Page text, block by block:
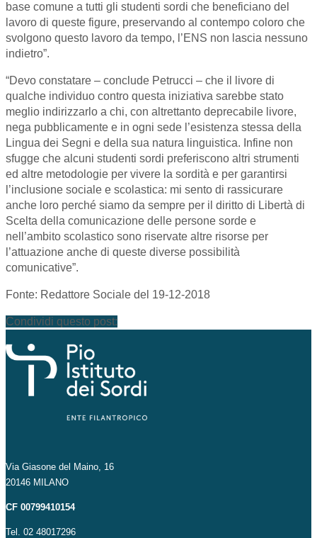
base comune a tutti gli studenti sordi che beneficiano del
lavoro di queste figure, preservando al contempo coloro che
svolgono questo lavoro da tempo, l’ENS non lascia nessuno
indietro”.
“Devo constatare – conclude Petrucci – che il livore di
qualche individuo contro questa iniziativa sarebbe stato
meglio indirizzarlo a chi, con altrettanto deprecabile livore,
nega pubblicamente e in ogni sede l’esistenza stessa della
Lingua dei Segni e della sua natura linguistica. Infine non
sfugge che alcuni studenti sordi preferiscono altri strumenti
ed altre metodologie per vivere la sordità e per garantirsi
l’inclusione sociale e scolastica: mi sento di rassicurare
anche loro perché siamo da sempre per il diritto di Libertà di
Scelta della comunicazione delle persone sorde e
nell’ambito scolastico sono riservate altre risorse per
l’attuazione anche di queste diverse possibilità
comunicative”.
Fonte: Redattore Sociale del 19-12-2018
Condividi questo post:
Via Giasone del Maino, 16
20146 MILANO
CF 00799410154
Tel. 02 48017296